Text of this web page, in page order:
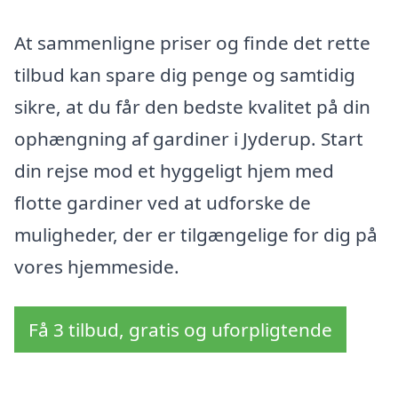
At sammenligne priser og finde det rette
tilbud kan spare dig penge og samtidig
sikre, at du får den bedste kvalitet på din
ophængning af gardiner i Jyderup. Start
din rejse mod et hyggeligt hjem med
flotte gardiner ved at udforske de
muligheder, der er tilgængelige for dig på
vores hjemmeside.
Få 3 tilbud, gratis og uforpligtende